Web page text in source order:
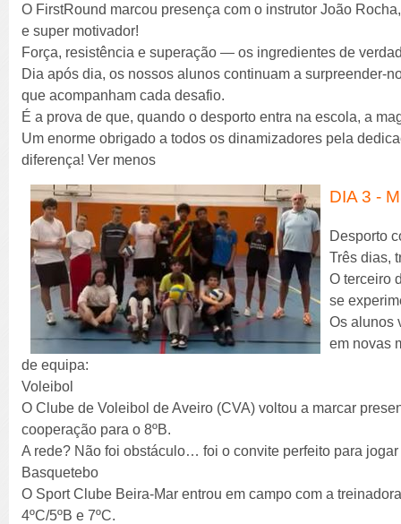
O FirstRound marcou presença com o instrutor João
e super motivador!
Força, resistência e superação — os ingredientes de
Dia após dia, os nossos alunos continuam a
que acompanham cada desafio.
É a prova de que, quando o desporto entra na escola, a
Um enorme obrigado a todos os dinamizadores pela
diferença! Ver menos
DIA 3 -
Desporto
Três dias,
O terceiro
se
Os alunos
em novas
de equipa:
Voleibol
O Clube de Voleibol de Aveiro (CVA) voltou a marcar
cooperação para o 8ºB.
A rede? Não foi obstáculo… foi o convite perfeito para
Basquetebo
O Sport Clube Beira-Mar entrou em campo com a
4ºC/5ºB e 7ºC.